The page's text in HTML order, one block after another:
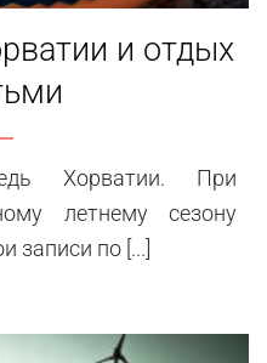
и отдых
Хорватии. При
летнему сезону
записи по [...]